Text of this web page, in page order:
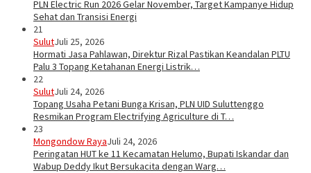
PLN Electric Run 2026 Gelar November, Target Kampanye Hidup
Sehat dan Transisi Energi
21
SulutJuli 25, 2026
Hormati Jasa Pahlawan, Direktur Rizal Pastikan Keandalan PLTU
Palu 3 Topang Ketahanan Energi Listrik…
22
SulutJuli 24, 2026
Topang Usaha Petani Bunga Krisan, PLN UID Suluttenggo
Resmikan Program Electrifying Agriculture di T…
23
Mongondow RayaJuli 24, 2026
Peringatan HUT ke 11 Kecamatan Helumo, Bupati Iskandar dan
Wabup Deddy Ikut Bersukacita dengan Warg…